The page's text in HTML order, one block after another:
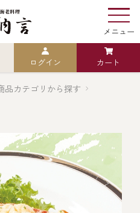
メニュー
の お食い初め
全ての商品を見る
ログイン カート
品カテゴリから探す